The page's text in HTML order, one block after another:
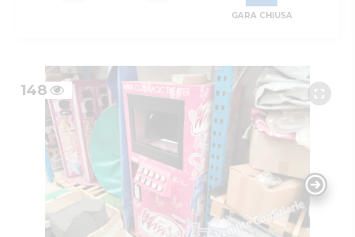
GARA CHIUSA
148